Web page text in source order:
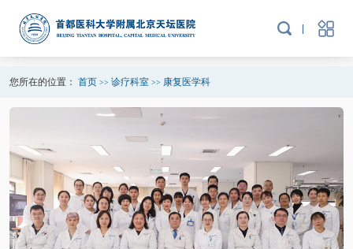
您所在的位置： 首页 >> 诊疗科室>> 康复医学科